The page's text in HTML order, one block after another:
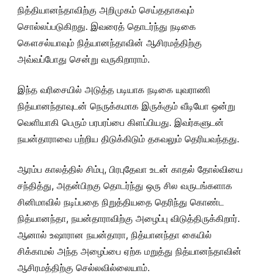
நித்தியானந்தாவிற்கு அறிமுகம் செய்ததாகவும்
சொல்லப்படுகிறது. இவரைத் தொடர்ந்து நடிகை
கௌசல்யாவும் நித்யானந்தாவின் ஆசிரமத்திற்கு
அவ்வப்போது சென்று வருகிறாராம்.
இந்த வரிசையில் அடுத்த படியாக நடிகை யுவராணி
நித்யானந்தாவுடன் நெருக்கமாக இருக்கும் வீடியோ ஒன்று
வெளியாகி பெரும் பரபரப்பை கிளப்பியது. இவர்களுடன்
நயன்தாராவை பற்றிய திடுக்கிடும் தகவலும் தெரியவந்தது.
ஆரம்ப காலத்தில் சிம்பு, பிரபுதேவா உடன் காதல் தோல்வியை
சந்தித்து, அதன்பிறகு தொடர்ந்து ஒரு சில வருடங்களாக
சினிமாவில் நடிப்பதை நிறுத்தியதை தெரிந்து கொண்ட
நித்யானந்தா, நயன்தாராவிற்கு அழைப்பு விடுத்திருக்கிறார்.
ஆனால் உஷாரான நயன்தாரா, நித்யானந்தா கையில்
சிக்காமல் அந்த அழைப்பை ஏற்க மறுத்து நித்யானந்தாவின்
ஆசிரமத்திற்கு செல்லவில்லையாம்.